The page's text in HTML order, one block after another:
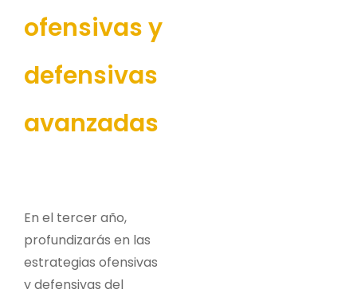
ofensivas y
defensivas
avanzadas
En el tercer año,
profundizarás en las
estrategias ofensivas
y defensivas del